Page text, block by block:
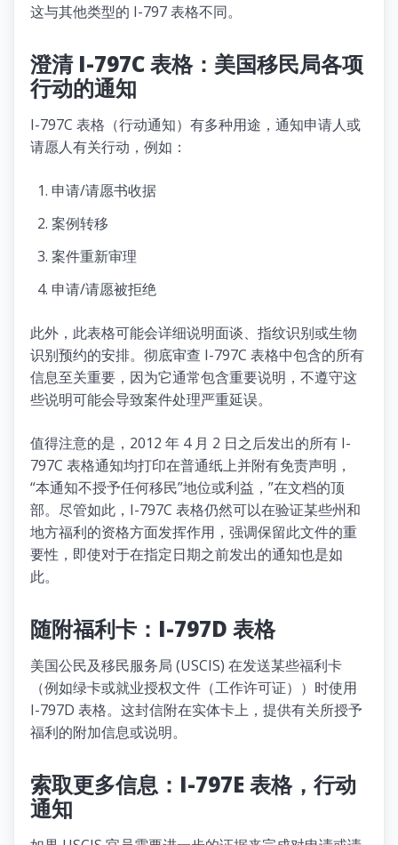
这与其他类型的 I-797 表格不同。
澄清 I-797C 表格：美国移民局各项
行动的通知
I-797C 表格（行动通知）有多种用途，通知申请人或
请愿人有关行动，例如：
申请/请愿书收据
案例转移
案件重新审理
申请/请愿被拒绝
此外，此表格可能会详细说明面谈、指纹识别或生物
识别预约的安排。彻底审查 I-797C 表格中包含的所有
信息至关重要，因为它通常包含重要说明，不遵守这
些说明可能会导致案件处理严重延误。
值得注意的是，2012 年 4 月 2 日之后发出的所有 I-
797C 表格通知均打印在普通纸上并附有免责声明，
“本通知不授予任何移民”地位或利益，”在文档的顶
部。尽管如此，I-797C 表格仍然可以在验证某些州和
地方福利的资格方面发挥作用，强调保留此文件的重
要性，即使对于在指定日期之前发出的通知也是如
此。
随附福利卡：I-797D 表格
美国公民及移民服务局 (USCIS) 在发送某些福利卡
（例如绿卡或就业授权文件（工作许可证））时使用
I-797D 表格。这封信附在实体卡上，提供有关所授予
福利的附加信息或说明。
索取更多信息：I-797E 表格，行动
通知